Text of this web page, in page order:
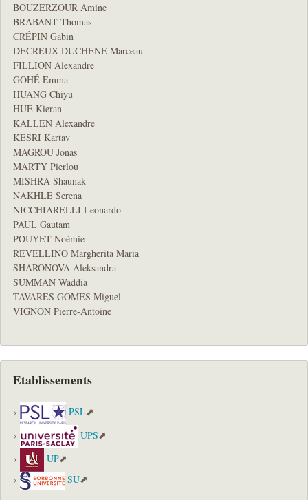
BOUZERZOUR Amine
BRABANT Thomas
CRÉPIN Gabin
DECREUX-DUCHENE Marceau
FILLION Alexandre
GOHÉ Emma
HUANG Chiyu
HUE Kieran
KALLEN Alexandre
KESRI Kartav
MAGROU Jonas
MARTY Pierlou
MISHRA Shaunak
NAKHLE Serena
NICCHIARELLI Leonardo
PAUL Gautam
POUYET Noémie
REVELLINO Margherita Maria
SHARONOVA Aleksandra
SUMMAN Waddia
TAVARES GOMES Miguel
VIGNON Pierre-Antoine
Etablissements
PSL
UPS
UP
SU